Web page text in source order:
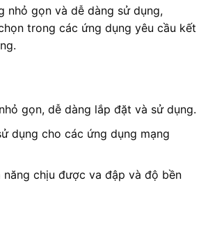
nhỏ gọn và dễ dàng sử dụng,
trong các ứng dụng yêu cầu kết
gọn, dễ dàng lắp đặt và sử dụng.
dụng cho các ứng dụng mạng
chịu được va đập và độ bền